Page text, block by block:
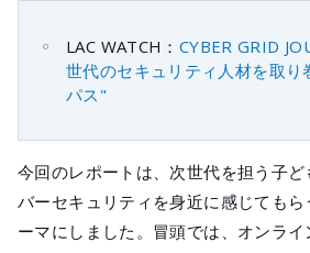
LAC WATCH： CYBER GRID
世代のセキュリティ人材を取り
パス"
今回のレポートは、次世代を担う子
バーセキュリティを身近に感じても
ーマにしました。冒頭では、オンラ